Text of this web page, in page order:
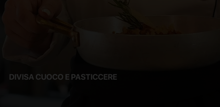
DIVISA CUOCO E PASTICCERE